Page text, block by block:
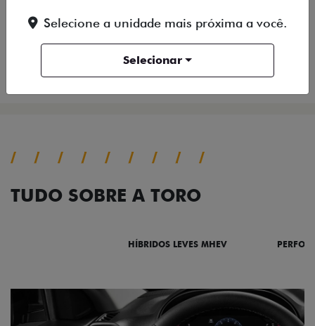
ENTRAR EM CONTATO
TUDO SOBRE A TORO
HÍBRIDOS LEVES MHEV
Selecione a unidade mais próxima a você.
Selecionar